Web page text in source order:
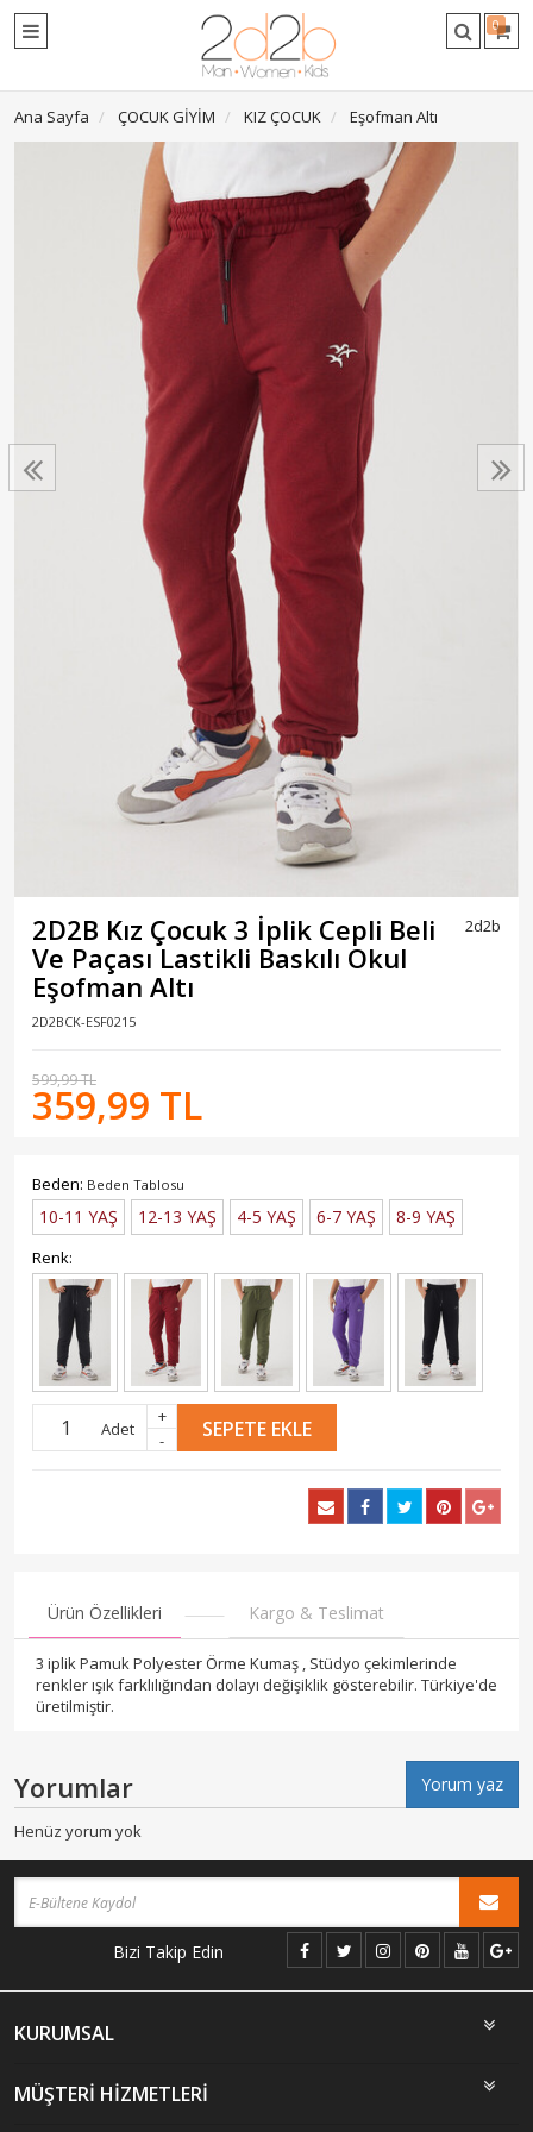
0
Ana Sayfa ÇOCUK GİYİM KIZ ÇOCUK Eşofman Altı
2d2b
2D2B Kız Çocuk 3 İplik Cepli Beli
Ve Paçası Lastikli Baskılı Okul
Eşofman Altı
2D2BCK-ESF0215
599,99 TL
359,99 TL
Beden: Beden Tablosu
10-11 YAŞ 12-13 YAŞ 4-5 YAŞ 6-7 YAŞ 8-9 YAŞ
Renk:
Adet
+
-
SEPETE EKLE
Ürün Özellikleri Kargo & Teslimat
3 iplik Pamuk Polyester Örme Kumaş , Stüdyo çekimlerinde
renkler ışık farklılığından dolayı değişiklik gösterebilir. Türkiye'de
üretilmiştir.
Yorumlar Yorum yaz
Henüz yorum yok
Bizi Takip Edin
KURUMSAL
MÜŞTERİ HİZMETLERİ